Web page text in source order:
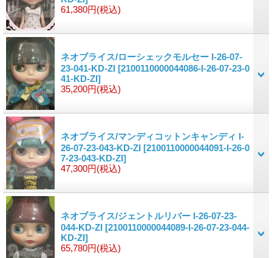
61,380円(税込)
ネオブライス/ローシェックモルセー I-26-07-
23-041-KD-ZI [2100110000044086-I-26-07-23-0
41-KD-ZI]
35,200円(税込)
ネオブライス/マンディコットンキャンディ I-
26-07-23-043-KD-ZI [2100110000044091-I-26-0
7-23-043-KD-ZI]
47,300円(税込)
ネオブライス/ジェントルリバー I-26-07-23-
044-KD-ZI [2100110000044089-I-26-07-23-044-
KD-ZI]
65,780円(税込)